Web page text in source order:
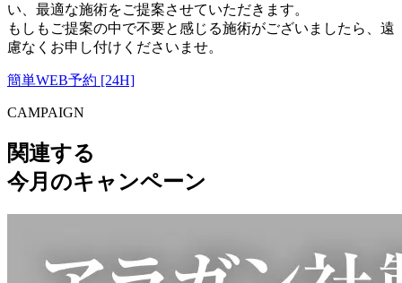
い、最適な施術をご提案させていただきます。
もしもご提案の中で不要と感じる施術がございましたら、遠
慮なくお申し付けくださいませ。
簡単WEB予約 [24H]
CAMPAIGN
関連する
今月のキャンペーン